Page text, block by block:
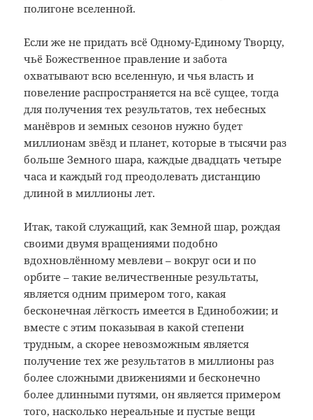
полигоне вселенной.
Если же не придать всё Одному-Единому Творцу,
чьё Божественное правление и забота
охватывают всю вселенную, и чья власть и
повеление распространяется на всё сущее, тогда
для получения тех результатов, тех небесных
манёвров и земных сезонов нужно будет
миллионам звёзд и планет, которые в тысячи раз
больше Земного шара, каждые двадцать четыре
часа и каждый год преодолевать дистанцию
длиной в миллионы лет.
Итак, такой служащий, как Земной шар, рождая
своими двумя вращениями подобно
вдохновлённому мевлеви – вокруг оси и по
орбите – такие величественные результаты,
является одним примером того, какая
бесконечная лёгкость имеется в Единобожии; и
вместе с этим показывая в какой степени
трудным, а скорее невозможным является
получение тех же результатов в миллионы раз
более сложными движениями и бесконечно
более длинными путями, он является примером
того, насколько нереальные и пустые вещи